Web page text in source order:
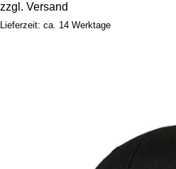
zzgl. Versand
Lieferzeit: ca. 14 Werktage